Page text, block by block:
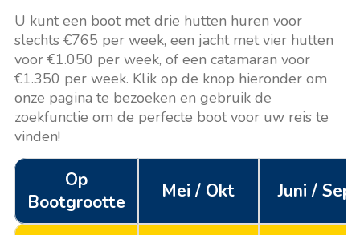
U kunt een boot met drie hutten huren voor
slechts €765 per week, een jacht met vier hutten
voor €1.050 per week, of een catamaran voor
€1.350 per week. Klik op de knop hieronder om
onze pagina te bezoeken en gebruik de
zoekfunctie om de perfecte boot voor uw reis te
vinden!
Op
Bootgrootte
Mei / Okt Juni / Sept